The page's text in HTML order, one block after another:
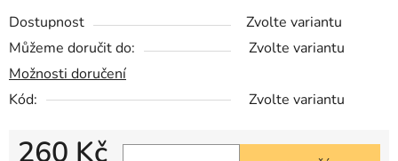
Dostupnost
Zvolte variantu
Můžeme doručit do:
Zvolte variantu
Možnosti doručení
Kód:
Zvolte variantu
260 Kč